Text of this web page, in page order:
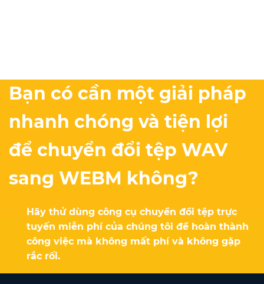
Bạn có cần một giải pháp
nhanh chóng và tiện lợi
để chuyển đổi tệp WAV
sang WEBM không?
Hãy thử dùng công cụ chuyển đổi tệp trực
tuyến miễn phí của chúng tôi để hoàn thành
công việc mà không mất phí và không gặp
rắc rối.